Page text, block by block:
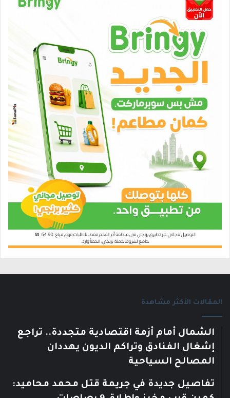
المقالات الأكثر مشاهدة
الشمال أمام أزمة اقتصادية متجددة.. تراجع
إشغال الفنادق وتراكم الديون يهددان
المصالح السياحية
تفاصيل جديدة في جريمة قتل محمد محاميد: